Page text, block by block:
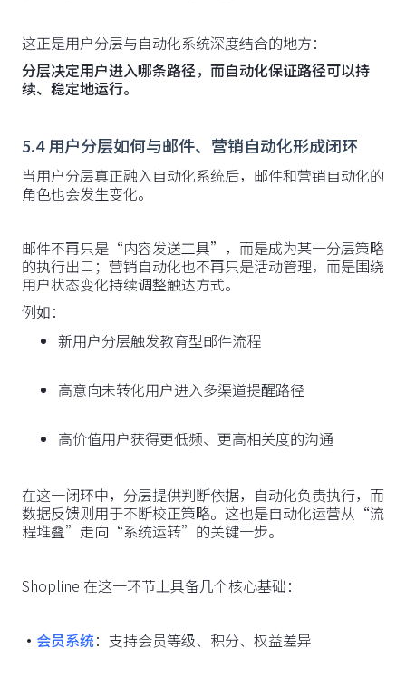
这正是用户分层与自动化系统深度结合的地方：
分层决定用户进入哪条路径，而自动化保证路径可以持
续、稳定地运行。
5.4 用户分层如何与邮件、营销自动化形成闭环
当用户分层真正融入自动化系统后，邮件和营销自动化的
角色也会发生变化。
邮件不再只是“内容发送工具”，而是成为某一分层策略
的执行出口；营销自动化也不再只是活动管理，而是围绕
用户状态变化持续调整触达方式。
例如：
新用户分层触发教育型邮件流程
高意向未转化用户进入多渠道提醒路径
高价值用户获得更低频、更高相关度的沟通
在这一闭环中，分层提供判断依据，自动化负责执行，而
数据反馈则用于不断校正策略。这也是自动化运营从“流
程堆叠”走向“系统运转”的关键一步。
Shopline 在这一环节上具备几个核心基础：
· 会员系统：支持会员等级、积分、权益差异